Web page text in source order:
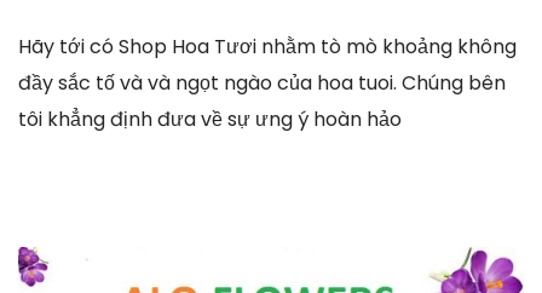
Hãy tới có Shop Hoa Tươi nhằm tò mò khoảng không
đầy sắc tố và và ngọt ngào của hoa tuoi. Chúng bên
tôi khẳng định đưa về sự ưng ý hoàn hảo